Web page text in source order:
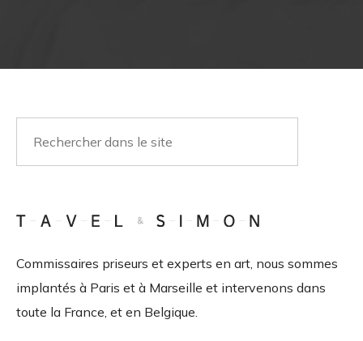
Commissaires priseurs et experts en art, nous sommes
implantés à Paris et à Marseille et intervenons dans
toute la France, et en Belgique.